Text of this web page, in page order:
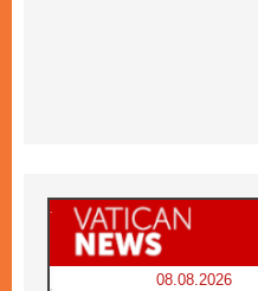
08.08.2026